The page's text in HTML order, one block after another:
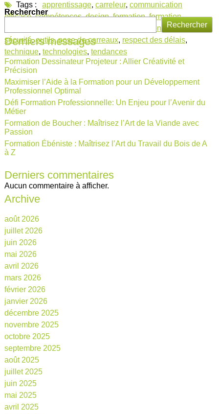
Tags :
apprentissage, carreleur, communication
efficace,compétences,design,formation,formation
manipulation
normes de
sécurité,outils,pose de carreaux, respect des délais,
technique, technologies, tendances
Rechercher
Rechercher
Derniers messages
Formation Dessinateur Projeteur : Allier Créativité et
Précision
Maximiser l’Aide à la Formation pour un Développement
Professionnel Optimal
Défi Formation Professionnelle: Un Enjeu pour l’Avenir du
Métier
Formation de Boucher : Maîtrisez l’Art de la Viande avec
Passion
Formation Ébéniste : Maîtrisez l’Art du Travail du Bois de A
à Z
Derniers commentaires
Aucun commentaire à afficher.
Archive
août 2026
juillet 2026
juin 2026
mai 2026
avril 2026
mars 2026
février 2026
janvier 2026
décembre 2025
novembre 2025
octobre 2025
septembre 2025
août 2025
juillet 2025
juin 2025
mai 2025
avril 2025